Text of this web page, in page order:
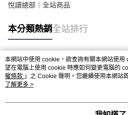
悅讀總部｜全站商品
本分類熱銷全站排行
熱門標籤
本網站中使用 cookie，欲查詢有關本網站使
望在電腦上使用 cookie 時應如何變更電腦的
權條款 」之 Cookie 聲明。您繼續使用本網站
用條款之 Cookie 聲明使用 cookie。
了解更多 >